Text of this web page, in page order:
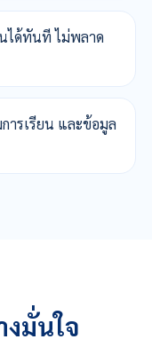
นได้ทันที ไม่พลาด
ารเรียน และข้อมูล
งมั่นใจ